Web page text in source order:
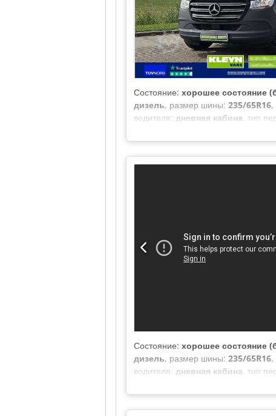
Состояние: хорошее состояние
дизель, размер шины: 235/65R16,
водителя: дневная кабина, тип
загрузки:1 780 мм, высота
контроль, подогрев сиденья,
зеркало,
Состояние: хорошее состояние
дизель, размер шины: 235/65R16,
водителя: дневная кабина, тип
загрузки:1 780 мм, высота
контроль, система контроля